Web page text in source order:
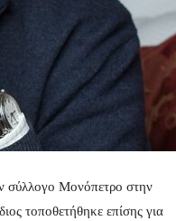
σύλλογο Μονόπετρο στην
τοποθετήθηκε επίσης για